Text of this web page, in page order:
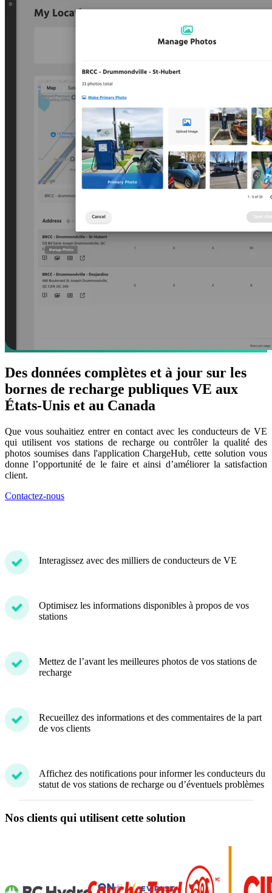
Des données complètes et à jour sur les
bornes de recharge publiques VE aux
États-Unis et au Canada
Que vous souhaitiez entrer en contact avec les conducteurs de VE
qui utilisent vos stations de recharge ou contrôler la qualité des
photos soumises dans l'application ChargeHub, cette solution vous
donne l’opportunité de le faire et ainsi d’améliorer la satisfaction
client.
Contactez-nous
Interagissez avec des milliers de conducteurs de VE
Optimisez les informations disponibles à propos de vos
stations
Mettez de l’avant les meilleures photos de vos stations de
recharge
Recueillez des informations et des commentaires de la part
de vos clients
Affichez des notifications pour informer les conducteurs du
statut de vos stations de recharge ou d’éventuels problèmes
Nos clients qui utilisent cette solution